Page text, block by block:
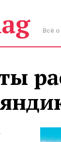
Всё о